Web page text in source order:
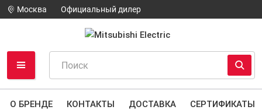
Москва Официальный дилер
О БРЕНДЕ КОНТАКТЫ ДОСТАВКА СЕРТИФИКАТЫ